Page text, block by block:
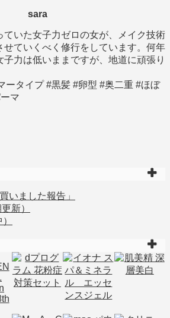
sara
ていた女子力ゼロの女が、メイク技術
せていくべく修行をしています。何年
力は低いままですが、地道に頑張り
ータイプ #黒髪 #卵型 #奥二重 #ほぼ
マ
いました報告」
新）